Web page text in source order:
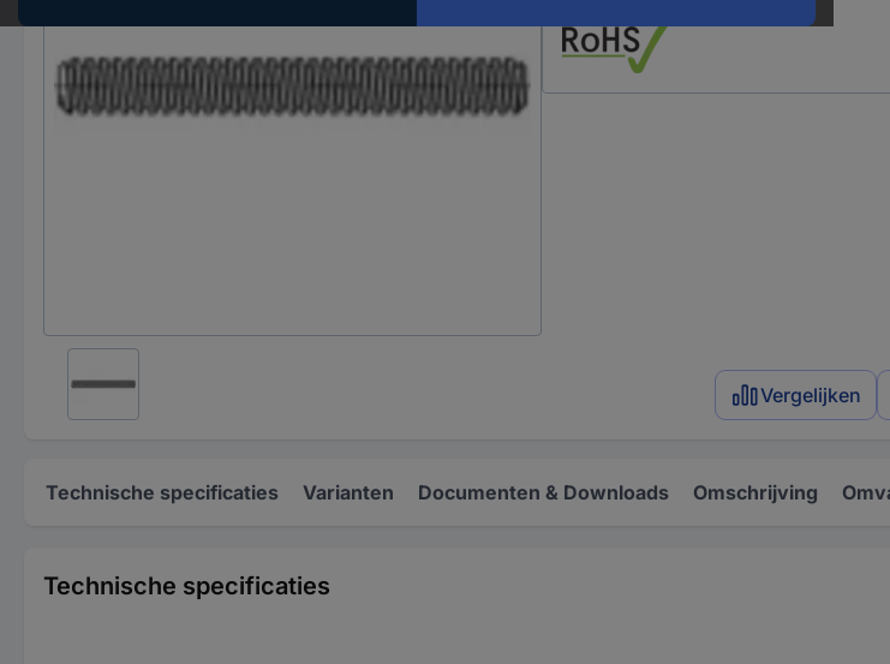
Vergelijken
Technische specificaties Varianten Documenten & Downloads Omschrijving
Technische specificaties